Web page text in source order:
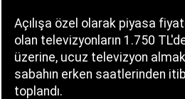
Açılışa özel olarak piyasa
olan televizyonların 1.750
üzerine, ucuz televizyon
sabahın erken saatlerinden
toplandı.